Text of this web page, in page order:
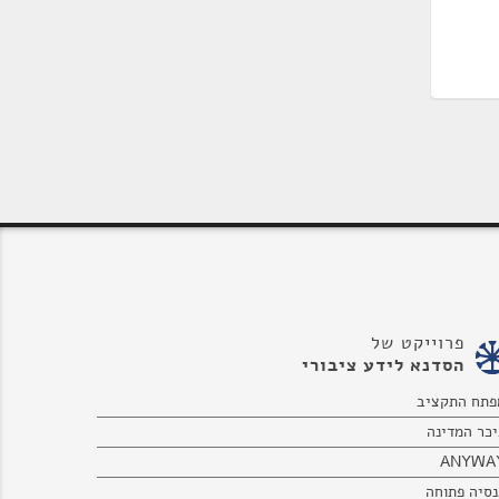
פרוייקט של
הסדנא לידע ציבורי
התקציב
המדינה
פתוחה